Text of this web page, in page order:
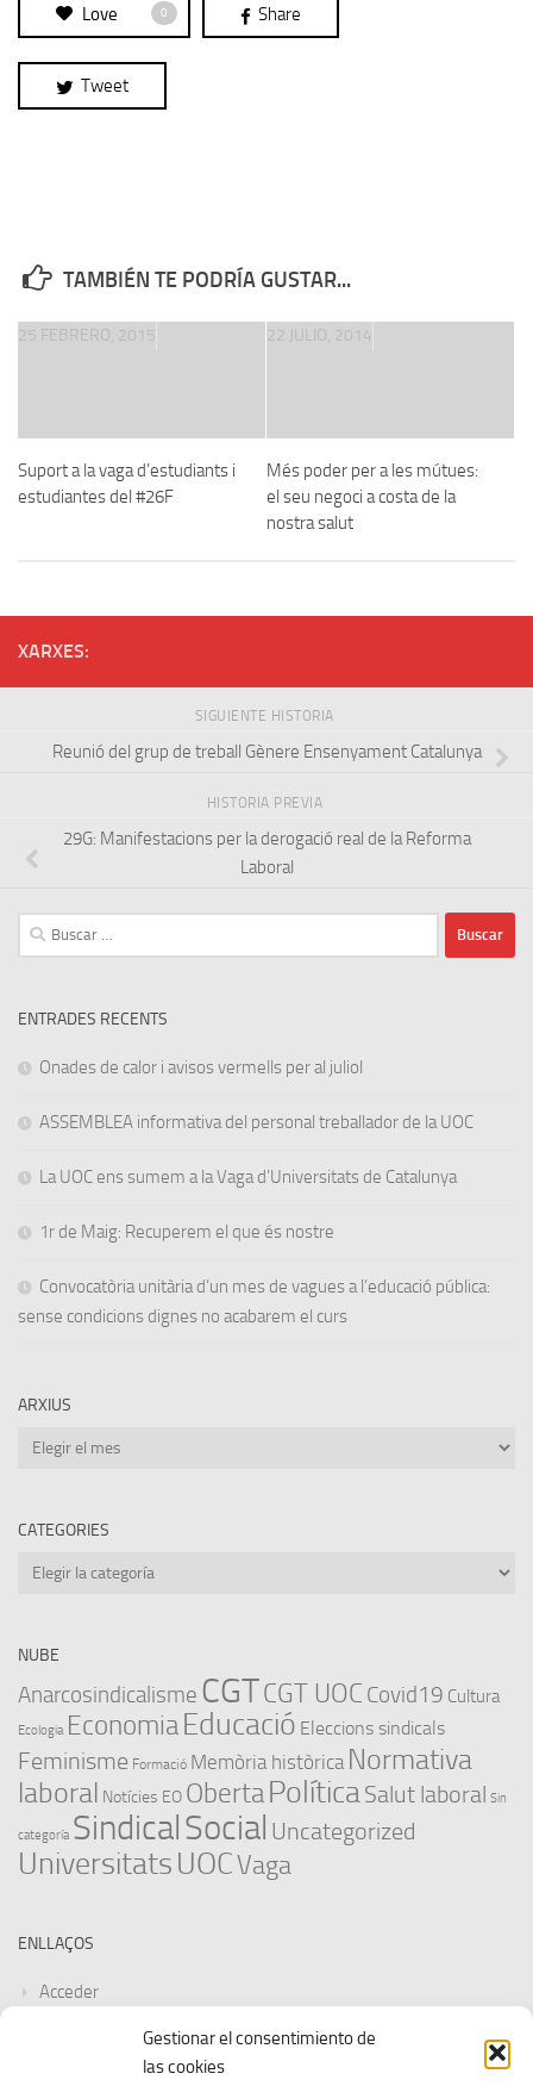
Gestionar el consentimiento de
las cookies
Love 0 Share
Tweet
TAMBIÉN TE PODRÍA GUSTAR...
Suport a la vaga d’estudiants i
estudiantes del #26F
25 FEBRERO, 2015
Més poder per a les mútues:
el seu negoci a costa de la
nostra salut
22 JULIO, 2014
XARXES:
SIGUIENTE HISTORIA
Reunió del grup de treball Gènere Ensenyament Catalunya
HISTORIA PREVIA
29G: Manifestacions per la derogació real de la Reforma
Laboral
Buscar:
ENTRADES RECENTS
Onades de calor i avisos vermells per al juliol
ASSEMBLEA informativa del personal treballador de la UOC
La UOC ens sumem a la Vaga d’Universitats de Catalunya
1r de Maig: Recuperem el que és nostre
Convocatòria unitària d’un mes de vagues a l’educació pública:
sense condicions dignes no acabarem el curs
ARXIUS
Arxius
CATEGORIES
Categories
NUBE
Anarcosindicalisme CGTCGT UOC Covid19 Cultura
Ecologia Economia Educació Eleccions sindicals
Feminisme Formació Memòria històrica Normativa
laboral Notícies EO ObertaPolíticaSalut laboral Sin
categoría SindicalSocial Uncategorized
UniversitatsUOCVaga
ENLLAÇOS
Acceder
Feed de entradas